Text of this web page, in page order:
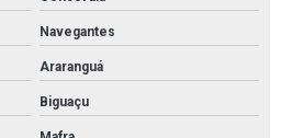
Navegantes
Araranguá
Biguaçu